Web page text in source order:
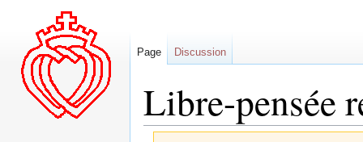
Libre-pensée
Page Discussion